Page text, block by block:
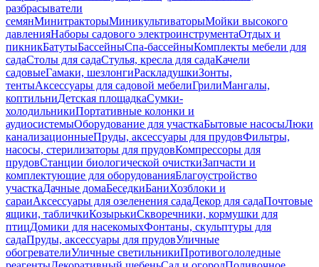
разбрасыватели
семянМинитракторыМиникультиваторыМойки высокого
давленияНаборы садового электроинструментаОтдых и
пикникБатутыБассейныСпа-бассейныКомплекты мебели для
садаСтолы для садаСтулья, кресла для садаКачели
садовыеГамаки, шезлонгиРаскладушкиЗонты,
тентыАксессуары для садовой мебелиГрилиМангалы,
коптильниДетская площадкаСумки-
холодильникиПортативные колонки и
аудиосистемыОборудование для участкаБытовые насосыЛюки
канализационныеПруды, аксессуары для прудовФильтры,
насосы, стерилизаторы для прудовКомпрессоры для
прудовСтанции биологической очисткиЗапчасти и
комплектующие для оборудованияБлагоустройство
участкаДачные домаБеседкиБаниХозблоки и
сараиАксессуары для озеленения садаДекор для садаПочтовые
ящики, табличкиКозырькиСкворечники, кормушки для
птицДомики для насекомыхФонтаны, скульптуры для
садаПруды, аксессуары для прудовУличные
обогревателиУличные светильникиПротивогололедные